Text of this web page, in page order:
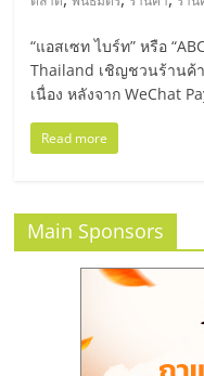
SMEs,
แฟ
รน
ไชส์,
ที่
ปรึกษา
“แอสเซท ไบร์ท” หรือ
Thailand เชิญชวนร้านค้า
เนื่อง หลังจาก WeChat
Read more
Main Sponsors